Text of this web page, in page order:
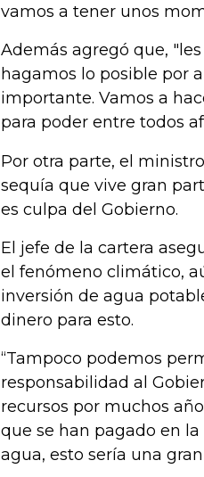
vamos a tener unos
Además agregó que,
hagamos lo posible por
importante. Vamos a
para poder entre todos
Por otra parte, el
sequía que vive gran
es culpa del Gobierno.
El jefe de la cartera
el fenómeno climático,
inversión de agua
dinero para esto.
“Tampoco podemos
responsabilidad al
recursos por muchos
que se han pagado en
agua, esto sería una